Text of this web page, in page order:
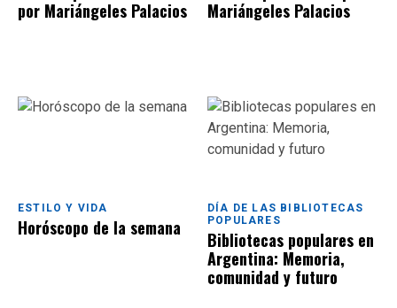
por Mariángeles Palacios
Mariángeles Palacios
ESTILO Y VIDA
Horóscopo de la semana
DÍA DE LAS BIBLIOTECAS
POPULARES
Bibliotecas populares en
Argentina: Memoria,
comunidad y futuro